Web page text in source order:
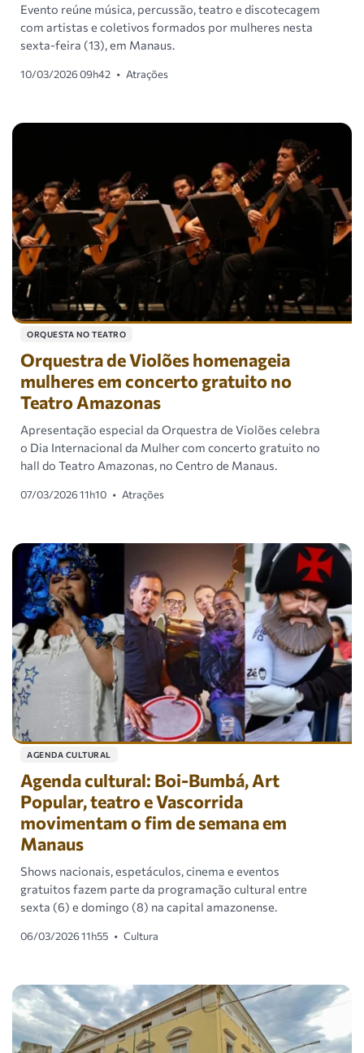
Evento reúne música, percussão, teatro e discotecagem
com artistas e coletivos formados por mulheres nesta
sexta-feira (13), em Manaus.
10/03/2026 09h42 • Atrações
ORQUESTA NO TEATRO
Orquestra de Violões homenageia
mulheres em concerto gratuito no
Teatro Amazonas
Apresentação especial da Orquestra de Violões celebra
o Dia Internacional da Mulher com concerto gratuito no
hall do Teatro Amazonas, no Centro de Manaus.
07/03/2026 11h10 • Atrações
AGENDA CULTURAL
Agenda cultural: Boi-Bumbá, Art
Popular, teatro e Vascorrida
movimentam o fim de semana em
Manaus
Shows nacionais, espetáculos, cinema e eventos
gratuitos fazem parte da programação cultural entre
sexta (6) e domingo (8) na capital amazonense.
06/03/2026 11h55 • Cultura